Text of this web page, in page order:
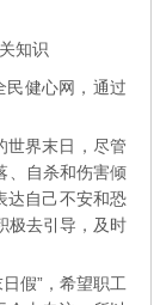
知识
民健心网，通过
界末日，尽管
、自杀和伤害倾
达自己不安和恐
极去引导，及时
假”，希望职工